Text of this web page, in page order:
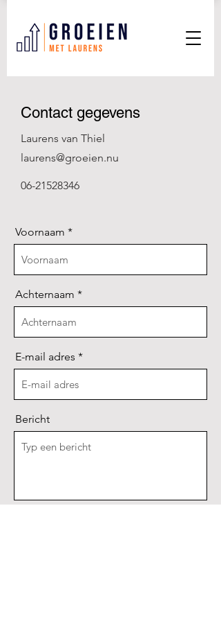
Contact gegevens
Laurens van Thiel
laurens@groeien.nu
06-21528346
Voornaam
Achternaam
E-mail adres
Bericht